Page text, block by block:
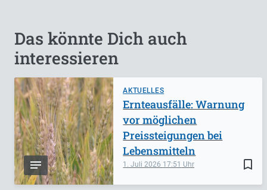
Das könnte Dich auch
interessieren
AKTUELLES
bookmark_border
1. Juli 2026 17:51
Ernteausfälle: Warnung
vor möglichen
Preissteigungen bei
Lebensmitteln